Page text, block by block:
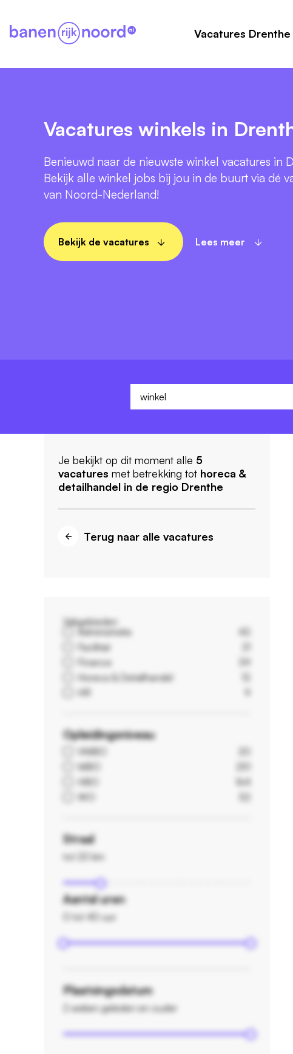
Vacatures Drenthe
Vacatures winkels in
Benieuwd naar de nieuwste winkel vacatures in
Bekijk alle winkel jobs bij jou in de buurt via dé
van Noord-Nederland!
Bekijk de vacatures Lees meer
Je bekijkt op dit moment alle 5
vacatures met betrekking tot horeca &
detailhandel in de regio Drenthe
Terug naar alle vacatures
Vakgebieden
Administratie
43
Facilitair
Finance
39
Horeca & Detailhandel
HR
Opleidingsniveau
VMBO
MBO
HBO
164
WO
Straal
tot 20 km
Aantal uren
0 tot 40 uur
Plaatsingsdatum
2 weken geleden en ouder